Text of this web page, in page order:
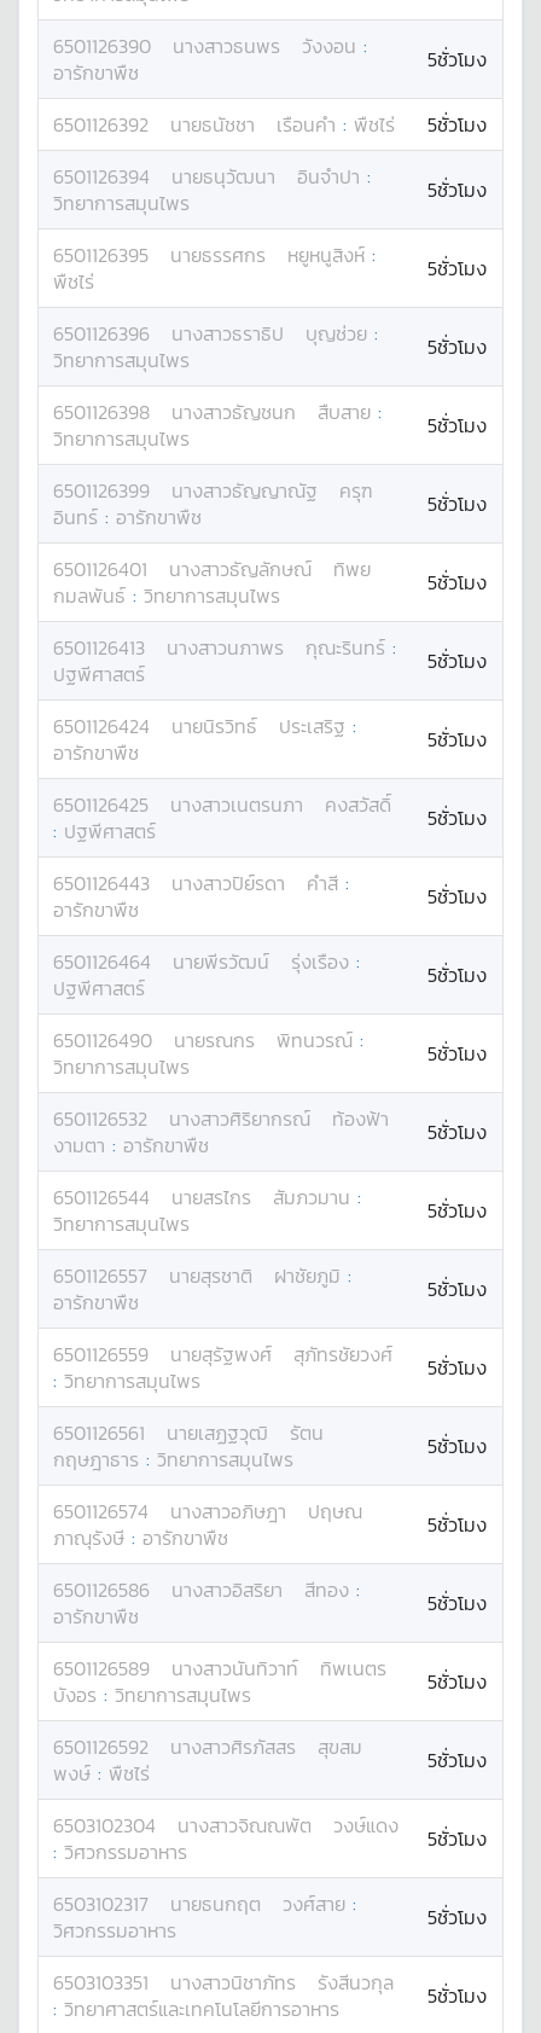
6501126390
นางสาวธนพร วังงอน :
อารักขาพืช
5ชั่วโมง
6501126392 นายธนัชชา เรือนคำ : พืชไร่
5ชั่วโมง
6501126394
นายธนุวัฒนา อินจำปา :
วิทยาการสมุนไพร
5ชั่วโมง
6501126395 นายธรรศกร หยูหนูสิงห์ :
พืชไร่
5ชั่วโมง
6501126396 นางสาวธราธิป บุญช่วย :
วิทยาการสมุนไพร
5ชั่วโมง
6501126398 นางสาวธัญชนก สืบสาย :
วิทยาการสมุนไพร
5ชั่วโมง
6501126399 นางสาวธัญญาณัฐ
ครุฑ
อินทร์ : อารักขาพืช 5ชั่วโมง
6501126401 นางสาวธัญลักษณ์
ทิพย
กมลพันธ์ : วิทยาการสมุนไพร 5ชั่วโมง
6501126413 นางสาวนภาพร กุณะรินทร์ :
ปฐพีศาสตร์
5ชั่วโมง
6501126424 นายนิรวิทธ์ ประเสริฐ :
อารักขาพืช
5ชั่วโมง
6501126425 นางสาวเนตรนภา
คงสวัสดิ์
: ปฐพีศาสตร์ 5ชั่วโมง
6501126443 นางสาวปิย์รดา คำสี :
อารักขาพืช
5ชั่วโมง
6501126464 นายพีรวัฒน์ รุ่งเรือง :
ปฐพีศาสตร์
5ชั่วโมง
6501126490 นายรณกร พิทนวรณ์ :
วิทยาการสมุนไพร
5ชั่วโมง
6501126532 นางสาวศิริยากรณ์
ท้องฟ้า
งามตา : อารักขาพืช 5ชั่วโมง
6501126544 นายสรไกร สัมภวมาน :
วิทยาการสมุนไพร
5ชั่วโมง
6501126557 นายสุรชาติ ฝาชัยภูมิ :
อารักขาพืช
5ชั่วโมง
6501126559 นายสุรัฐพงศ์
สุภัทรชัยวงศ์
: วิทยาการสมุนไพร 5ชั่วโมง
6501126561 นายเสฏฐวุฒิ
รัตน
กฤษฎาธาร : วิทยาการสมุนไพร 5ชั่วโมง
6501126574 นางสาวอภิษฎา
ปฤษณ
ภาณุรังษี : อารักขาพืช 5ชั่วโมง
6501126586 นางสาวอิสริยา สีทอง :
อารักขาพืช
5ชั่วโมง
6501126589 นางสาวนันทิวาท์
ทิพเนตร
บังอร : วิทยาการสมุนไพร 5ชั่วโมง
6501126592 นางสาวศิรภัสสร
สุขสม
พงษ์ : พืชไร่ 5ชั่วโมง
6503102304 นางสาวจิณณพัต
วงษ์แดง
: วิศวกรรมอาหาร 5ชั่วโมง
6503102317 นายธนกฤต วงศ์สาย :
วิศวกรรมอาหาร
5ชั่วโมง
6503103351 นางสาวนิชาภัทร
รังสีนวกุล
: วิทยาศาสตร์และเทคโนโลยีการอาหาร 5ชั่วโมง